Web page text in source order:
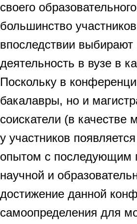
своего
большинство
впоследствии выбирают
деятельность в вузе в
Поскольку в
бакалавры, но и
соискатели (в качестве
у участников
опытом с последующим
научной и
достижение данной
самоопределения для